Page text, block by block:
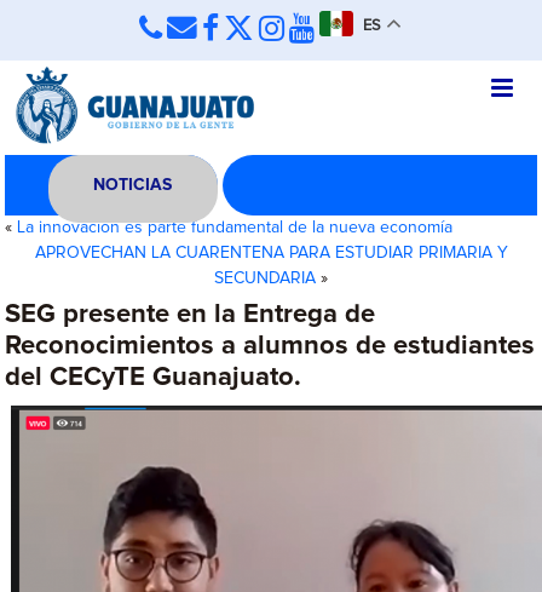
ES
NOTICIAS
« La innovación es parte fundamental de la nueva economía
APROVECHAN LA CUARENTENA PARA ESTUDIAR PRIMARIA Y
SECUNDARIA »
SEG presente en la Entrega de
Reconocimientos a alumnos de estudiantes
del CECyTE Guanajuato.